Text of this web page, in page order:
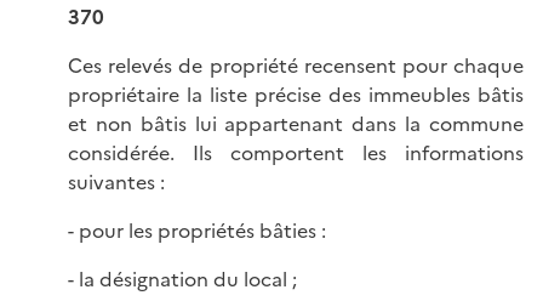
370
Ces relevés de propriété recensent pour chaque
propriétaire la liste précise des immeubles bâtis
et non bâtis lui appartenant dans la commune
considérée. Ils comportent les informations
suivantes :
- pour les propriétés bâties :
- la désignation du local ;